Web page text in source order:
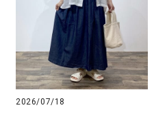
2026/07/18